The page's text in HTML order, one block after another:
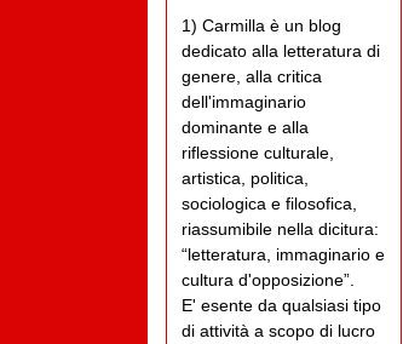
1) Carmilla è un blog
dedicato alla letteratura di
genere, alla critica
dell'immaginario
dominante e alla
riflessione culturale,
artistica, politica,
sociologica e filosofica,
riassumibile nella dicitura:
“letteratura, immaginario e
cultura d'opposizione”.
E' esente da qualsiasi tipo
di attività a scopo di lucro